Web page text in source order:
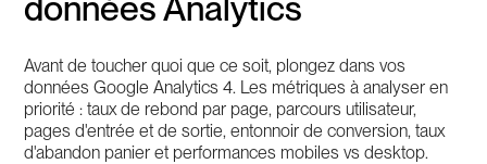
Avant de toucher quoi que ce soit, plongez dans vos
données Google Analytics 4. Les métriques à analyser en
priorité : taux de rebond par page, parcours utilisateur,
pages d'entrée et de sortie, entonnoir de conversion, taux
d'abandon panier et performances mobiles vs desktop.